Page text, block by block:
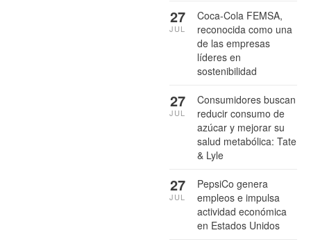
Coca-Cola FEMSA,
reconocida como una
de las empresas
líderes en
sostenibilidad
27
JUL
Consumidores buscan
reducir consumo de
azúcar y mejorar su
salud metabólica: Tate
& Lyle
27
JUL
PepsiCo genera
empleos e impulsa
actividad económica
en Estados Unidos
27
JUL